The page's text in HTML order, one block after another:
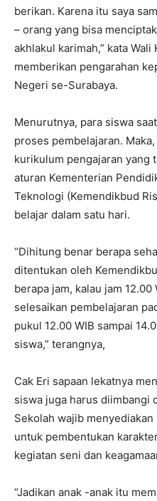
berikan. Karena itu saya
– orang yang bisa
akhlakul karimah,” kata Wali
memberikan pengarahan
Negeri se-Surabaya.
Menurutnya, para siswa
proses pembelajaran.
kurikulum pengajaran yang
aturan Kementerian
Teknologi (Kemendikbud
belajar dalam satu hari.
“Dihitung benar berapa
ditentukan oleh
berapa jam, kalau jam
selesaikan pembelajaran
pukul 12.00 WIB sampai
siswa,” terangnya,
Cak Eri sapaan lekatnya
siswa juga harus diimbangi
Sekolah wajib
untuk pembentukan
kegiatan seni dan
“Jadikan anak -anak itu